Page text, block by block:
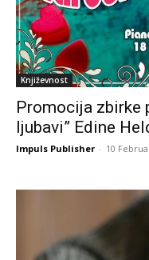
Književnost
Promocija zbirke
ljubavi” Edine
Impuls Publisher - 10